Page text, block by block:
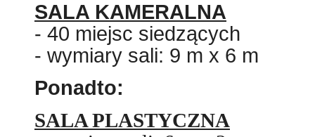
SALA KAMERALNA
- 40 miejsc siedzących
- wymiary sali: 9 m x 6 m
Ponadto:
SALA PLASTYCZNA